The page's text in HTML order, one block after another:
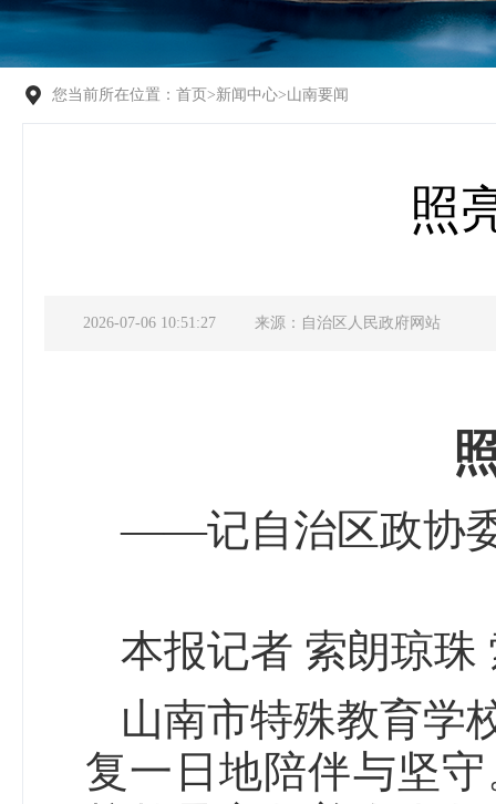
您当前所在位置： 首页 >新闻中心>山南要闻
照
2026-07-06 10:51:27 来源：自治区人民政府网站
——记自治区政协
本报记者 索朗琼珠
山南市特殊教育学
复一日地陪伴与坚